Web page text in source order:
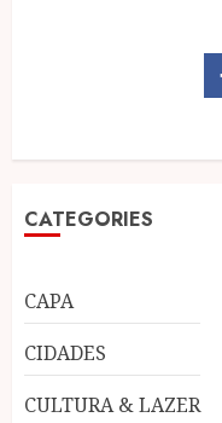
CATEGORIES
CAPA
CIDADES
CULTURA & LAZER